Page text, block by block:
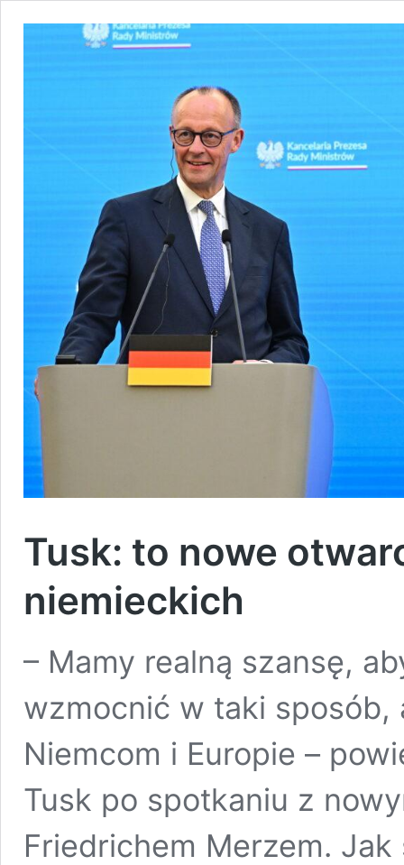
Tusk: to nowe
niemieckich
– Mamy realną szansę,
wzmocnić w taki sposób,
Niemcom i Europie –
Tusk po spotkaniu z
Friedrichem Merzem.